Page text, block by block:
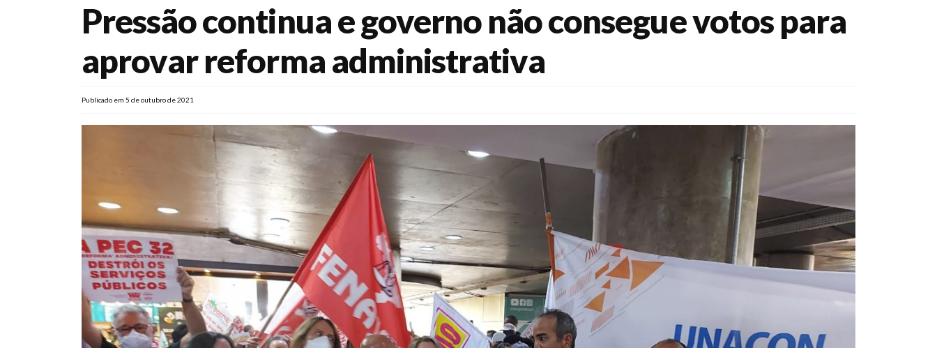
Pressão continua e governo não consegue votos para
aprovar reforma administrativa
Publicado em 5 de outubro de 2021